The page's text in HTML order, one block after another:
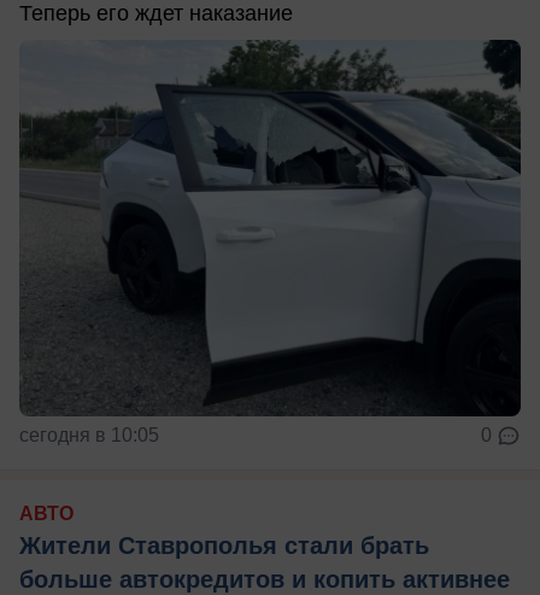
Теперь его ждет наказание
сегодня в 10:05 0
АВТО
Жители Ставрополья стали брать
больше автокредитов и копить активнее